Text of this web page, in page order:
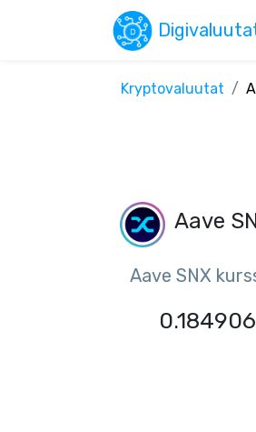
Kryptovaluutat
Aave
Aave SNX